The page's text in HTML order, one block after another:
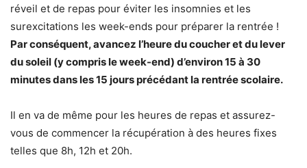
réveil et de repas pour éviter les insomnies et les
surexcitations les week-ends pour préparer la rentrée !
Par conséquent, avancez l’heure du coucher et du lever
du soleil (y compris le week-end) d’environ 15 à 30
minutes dans les 15 jours précédant la rentrée scolaire.
Il en va de même pour les heures de repas et assurez-
vous de commencer la récupération à des heures fixes
telles que 8h, 12h et 20h.